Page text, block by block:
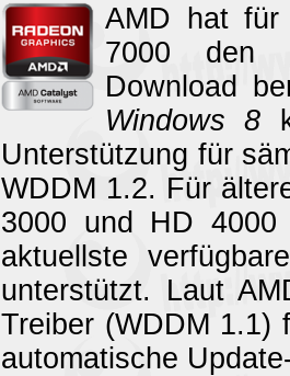
AMD hat
7000 den
Download
Windows 8
Unterstützung für
WDDM 1.2. Für
3000 und HD
aktuellste
unterstützt. Laut
Treiber (WDDM 1.1)
automatische